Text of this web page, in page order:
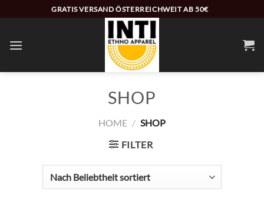
Inhalt
GRATIS VERSAND ÖSTERREICHWEIT AB 50€
SHOP
HOME / SHOP
FILTER